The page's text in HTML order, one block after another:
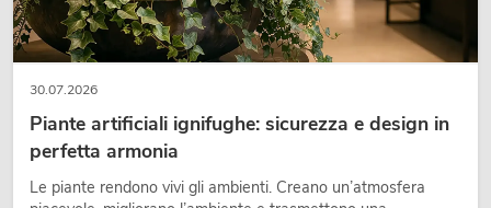
30.07.2026
Piante artificiali ignifughe: sicurezza e design in
perfetta armonia
Le piante rendono vivi gli ambienti. Creano un’atmosfera